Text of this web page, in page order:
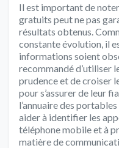
Il est important de
gratuits peut ne pas
résultats obtenus.
constante évolution, il
informations soient
recommandé d’utiliser
prudence et de croiser
pour s’assurer de leur
l’annuaire des
aider à identifier les
téléphone mobile et à
matière de